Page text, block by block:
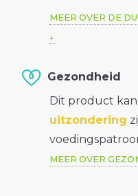
MEER OVER DE
Gezondheid
Dit product
uitzondering
MEER OVER